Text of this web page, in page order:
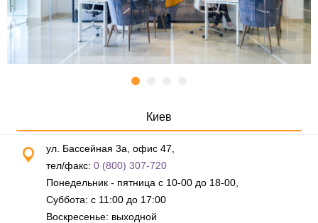
Киев
ул. Бассейная 3а, офис 47,
тел/факс: 0 (800) 307-720
Понедельник - пятница с 10-00 до 18-00,
Суббота: с 11:00 до 17:00
Воскресенье: выходной